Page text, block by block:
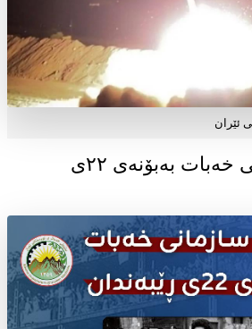
ئێران
پەیامی سازمانی خەبات بەبۆنەی ۲۲ی